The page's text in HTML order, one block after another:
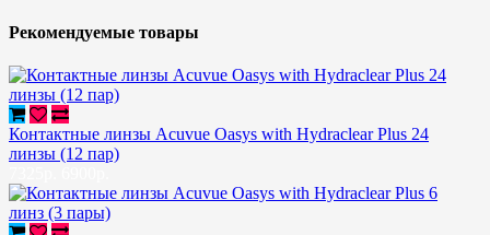
Рекомендуемые товары
Контактные линзы Acuvue Oasys with Hydraclear Plus 24
линзы (12 пар)